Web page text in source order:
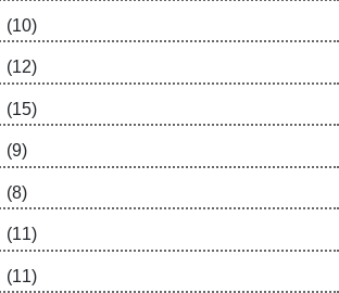
(10)
(12)
(15)
(9)
(8)
(11)
(11)